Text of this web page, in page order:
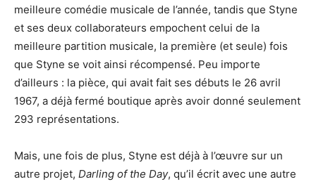
meilleure comédie musicale de l’année, tandis que Styne
et ses deux collaborateurs empochent celui de la
meilleure partition musicale, la première (et seule) fois
que Styne se voit ainsi récompensé. Peu importe
d’ailleurs : la pièce, qui avait fait ses débuts le 26 avril
1967, a déjà fermé boutique après avoir donné seulement
293 représentations.
Mais, une fois de plus, Styne est déjà à l’œuvre sur un
autre projet, Darling of the Day, qu’il écrit avec une autre